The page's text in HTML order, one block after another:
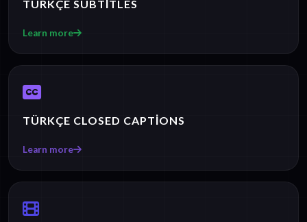
TÜRKÇE SUBTITLES
Learn more
TÜRKÇE CLOSED CAPTIONS
Learn more